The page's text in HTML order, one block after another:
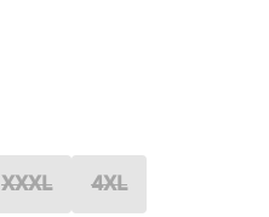
XXXL 4XL